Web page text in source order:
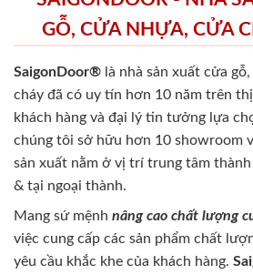
GỖ, CỬA NHỰA, CỬA
SaigonDoor® là nhà sản xuất cửa
cháy đã có uy tín hơn 10 năm trên
khách hàng và đại lý tin tưởng lựa
chúng tôi sở hữu hơn 10 showroom
sản xuất nằm ở vị trí trung tâm
& tại ngoại thành.
Mang sứ mệnh nâng cao chất lượng
việc cung cấp các sản phẩm chất
yêu cầu khắc khe của khách hàng.